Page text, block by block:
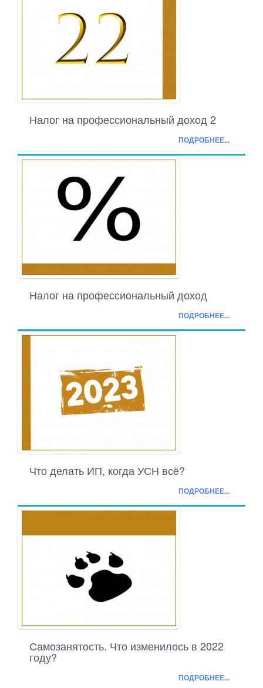
Налог на профессиональный доход 2
ПОДРОБНЕЕ...
Налог на профессиональный доход
ПОДРОБНЕЕ...
Что делать ИП, когда УСН всё?
ПОДРОБНЕЕ...
Самозанятость. Что изменилось в 2022
году?
ПОДРОБНЕЕ...